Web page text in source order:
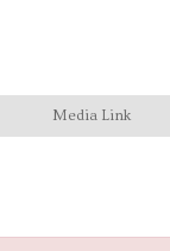
Media Link